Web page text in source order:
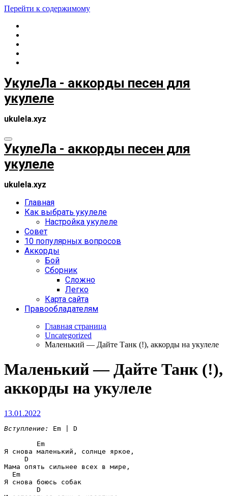
Перейти к содержимому
УкулеЛа - аккорды песен для
укулеле
ukulela.xyz
УкулеЛа - аккорды песен для
укулеле
ukulela.xyz
Главная
Как выбрать укулеле
Настройка укулеле
Совет
10 популярных вопросов
Аккорды
Бой
Сборник
Сложно
Легко
Карта сайта
Правообладателям
Главная страница
Uncategorized
Маленький — Дайте Танк (!), аккорды на укулеле
Маленький — Дайте Танк (!),
аккорды на укулеле
13.01.2022
Вступление:
Em | D
Em
Я снова маленький, солнце яркое,
D
Мама опять сильнее всех в мире,
Em
Я снова боюсь собак
D